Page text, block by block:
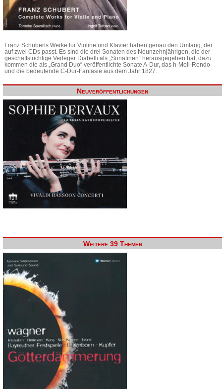
Franz Schuberts Werke für Violine und Klavier haben genau den Umfang, der
auf zwei CDs passt. Es sind die drei Sonaten des Neunzehnjährigen, die der
geschäftstüchtige Verleger Diabelli als „Sonatinen“ herausgegeben hat, dazu
kommen die als „Grand Duo“ veröffentlichte Sonate A-Dur, das h-Moll-Rondo
und die bedeutende C-Dur-Fantasie aus dem Jahr 1827.
Neuveröffentlichungen
Weitere 39 Themen